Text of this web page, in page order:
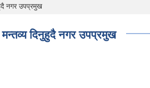
नगर उपप्रमुख
दिनुहुदै नगर उपप्रमुख